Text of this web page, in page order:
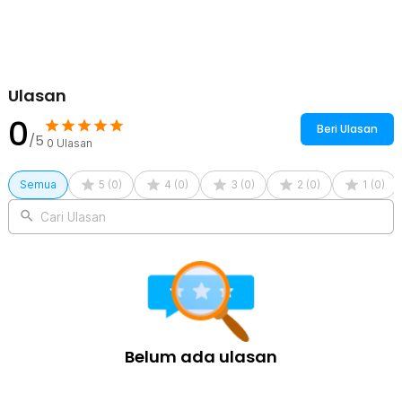
Rincian yang Anda dapatkan untuk pembelian produk ini:
1 x Partol Cover Kaca Depan Mobil Anti Panas UV Sunshade -
CK350
Ulasan
0/5 0 Ulasan
Beri Ulasan
Semua 5 (0) 4 (0) 3 (0) 2 (0) 1 (0)
Cari Ulasan
Belum ada ulasan